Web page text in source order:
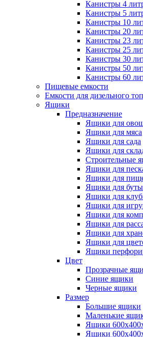
Канистры 4
Канистры 5
Канистры 10
Канистры 20
Канистры 23
Канистры 25
Канистры 30
Канистры 50
Канистры 60
Пищевые емкости
Емкости для дизельного
Ящики
Предназначение
Ящики для
Ящики для мяса
Ящики для сада
Ящики для
Строительные
Ящики для
Ящики для
Ящики для
Ящики для
Ящики для
Ящики для
Ящики для
Ящики для
Ящики для
Ящики
Цвет
Прозрачные
Синие ящики
Черные ящики
Размер
Большие ящики
Маленькие
Ящики
Ящики